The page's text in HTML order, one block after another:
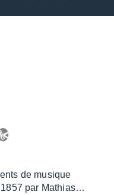
de musique
par Mathias